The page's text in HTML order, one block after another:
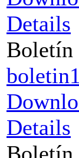
Details
Boletín
Details